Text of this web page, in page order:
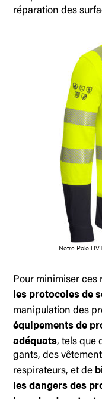
réparation des
Notre Polo
Pour minimiser
les protocoles de
manipulation des
équipements de
adéquats, tels que
gants, des
respirateurs, et de
les dangers des